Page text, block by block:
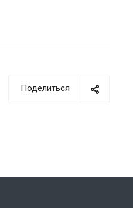
Поделиться